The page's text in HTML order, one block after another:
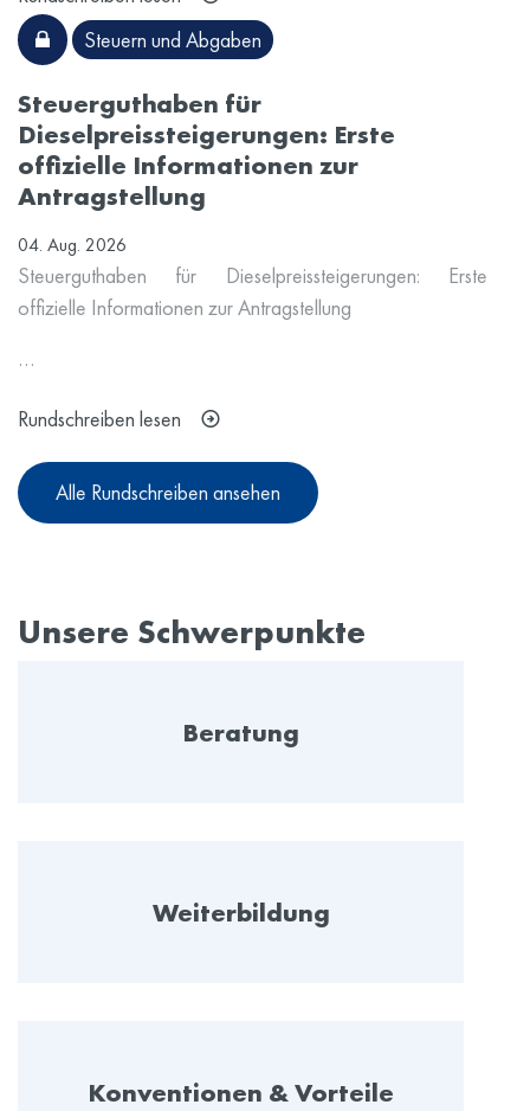
Steuern und Abgaben
Steuerguthaben für
Dieselpreissteigerungen: Erste
offizielle Informationen zur
Antragstellung
04. Aug. 2026
Steuerguthaben für Dieselpreissteigerungen: Erste
offizielle Informationen zur Antragstellung
…
Rundschreiben lesen
Alle Rundschreiben ansehen
Unsere Schwerpunkte
Beratung
Weiterbildung
Konventionen & Vorteile